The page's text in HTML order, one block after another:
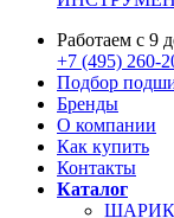
Работаем с 9
+7 (495) 260-
Подбор
Бренды
О компании
Как купить
Контакты
Каталог